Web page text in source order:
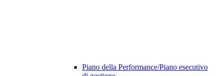
Piano della Performance/Piano esecutivo